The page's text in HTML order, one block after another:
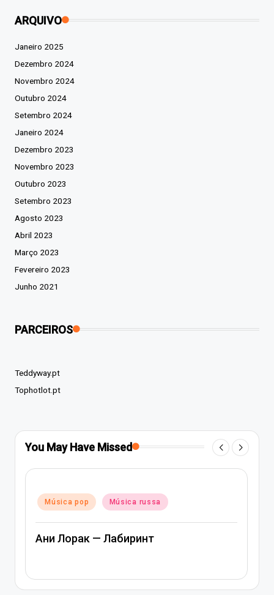
ARQUIVO
Janeiro 2025
Dezembro 2024
Novembro 2024
Outubro 2024
Setembro 2024
Janeiro 2024
Dezembro 2023
Novembro 2023
Outubro 2023
Setembro 2023
Agosto 2023
Abril 2023
Março 2023
Fevereiro 2023
Junho 2021
PARCEIROS
Teddyway.pt
Tophotlot.pt
You May Have Missed
in
Música pop
Música russa